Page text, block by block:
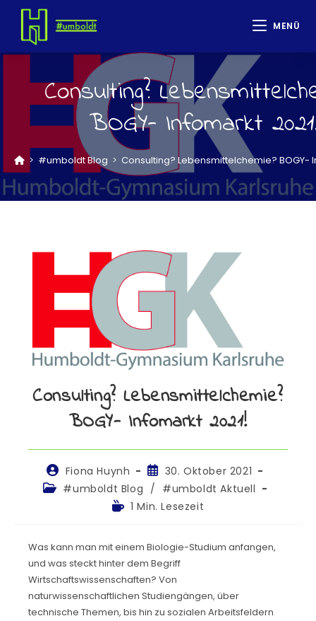
MENÜ
Consulting?
BOGY- Infomarkt
> #umboldt Blog > Consulting? Lebensmittelchemie? BOGY-
Consulting? Lebensmittelchemie?
BOGY- Infomarkt 2021!
Fiona Huynh
30. Oktober 2021
#umboldt Blog / #umboldt Aktuell
1 Min. Lesezeit
Was kann man mit einem Biologie-Studium anfangen,
und was steckt hinter dem Begriff
Wirtschaftswissenschaften? Von
naturwissenschaftlichen Studiengängen, über
technische Themen, bis hin zu sozialen Arbeitsfeldern